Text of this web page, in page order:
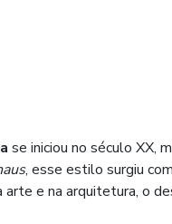
se iniciou no século XX,
, esse estilo surgiu
arte e na arquitetura, o